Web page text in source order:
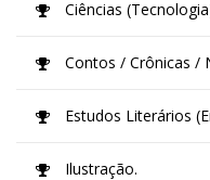
Ciências
Contos / Crônicas /
Estudos Literários
Ilustração.